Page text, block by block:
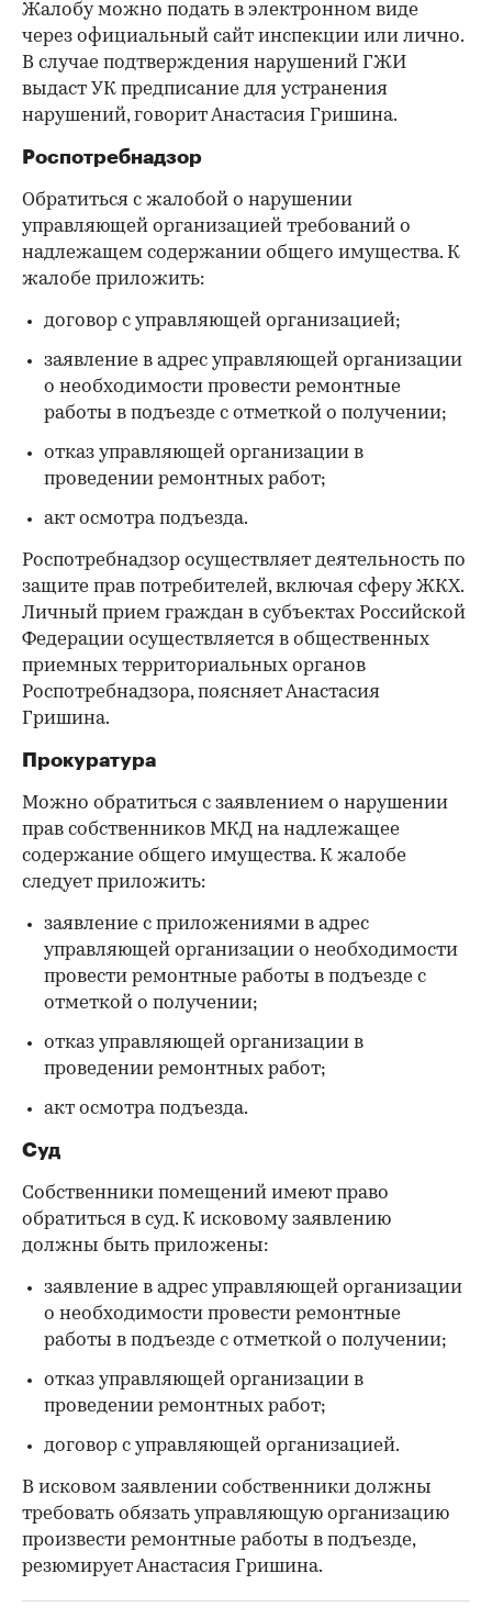
Жалобу можно подать в электронном виде
через официальный сайт инспекции или лично.
В случае подтверждения нарушений ГЖИ
выдаст УК предписание для устранения
нарушений, говорит Анастасия Гришина.
Роспотребнадзор
Обратиться с жалобой о нарушении
управляющей организацией требований о
надлежащем содержании общего имущества. К
жалобе приложить:
договор с управляющей организацией;
заявление в адрес управляющей организации
о необходимости провести ремонтные
работы в подъезде с отметкой о получении;
отказ управляющей организации в
проведении ремонтных работ;
акт осмотра подъезда.
Роспотребнадзор осуществляет деятельность по
защите прав потребителей, включая сферу ЖКХ.
Личный прием граждан в субъектах Российской
Федерации осуществляется в общественных
приемных территориальных органов
Роспотребнадзора, поясняет Анастасия
Гришина.
Прокуратура
Можно обратиться с заявлением о нарушении
прав собственников МКД на надлежащее
содержание общего имущества. К жалобе
следует приложить:
заявление с приложениями в адрес
управляющей организации о необходимости
провести ремонтные работы в подъезде с
отметкой о получении;
отказ управляющей организации в
проведении ремонтных работ;
акт осмотра подъезда.
Суд
Собственники помещений имеют право
обратиться в суд. К исковому заявлению
должны быть приложены:
заявление в адрес управляющей организации
о необходимости провести ремонтные
работы в подъезде с отметкой о получении;
отказ управляющей организации в
проведении ремонтных работ;
договор с управляющей организацией.
В исковом заявлении собственники должны
требовать обязать управляющую организацию
произвести ремонтные работы в подъезде,
резюмирует Анастасия Гришина.